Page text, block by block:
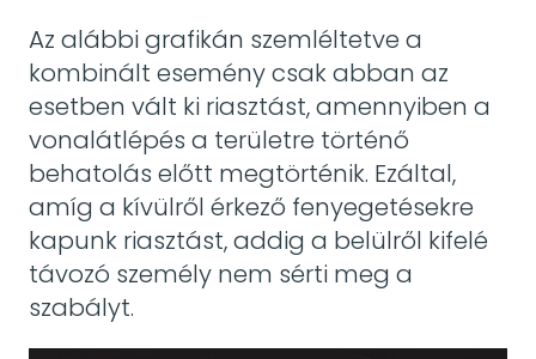
Az alábbi grafikán szemléltetve a
kombinált esemény csak abban az
esetben vált ki riasztást, amennyiben a
vonalátlépés a területre történő
behatolás előtt megtörténik. Ezáltal,
amíg a kívülről érkező fenyegetésekre
kapunk riasztást, addig a belülről kifelé
távozó személy nem sérti meg a
szabályt.